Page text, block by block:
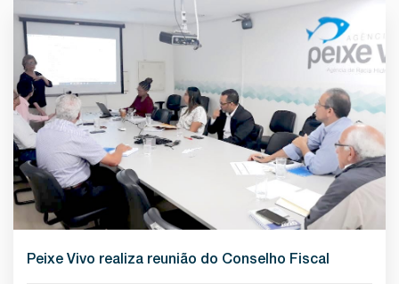
Peixe Vivo realiza reunião do Conselho Fiscal